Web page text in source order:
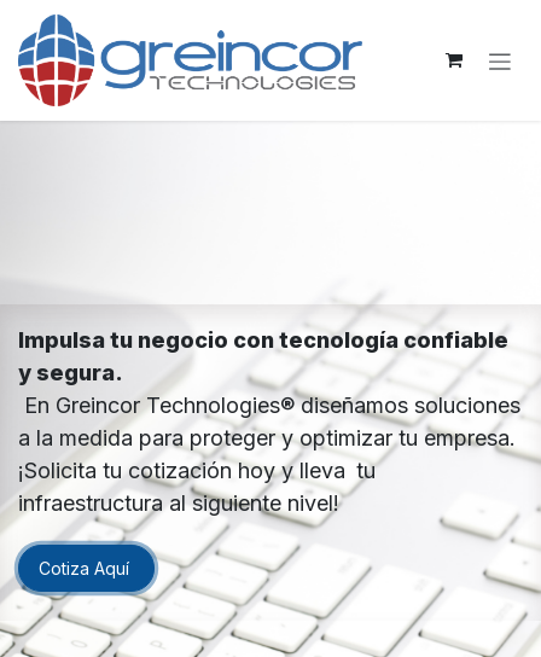
Skip to Content
Impulsa tu negocio con tecnología confiable
y segura.
En Greincor Technologies® diseñamos soluciones
a la medida para proteger y optimizar tu empresa.
¡Solicita tu cotización hoy y lleva tu
infraestructura al siguiente nivel!
Cotiza Aquí